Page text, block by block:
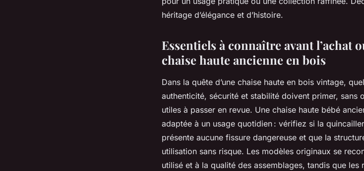
héritage d’élégance et d’histoire.
Essentiels à connaître avant l’achat
chaise haute ancienne en bois
Dans la quête d’une chaise haute en bois vintage,
authenticité, sécurité et stabilité doivent primer, sans
utiles à passer en revue. Une chaise haute bébé
adaptée à un usage quotidien : vérifiez si la
présente aucune fissure dangereuse et que la
utilisation sans risque. Les modèles originaux se
utilisé et à la qualité des assemblages, tandis que